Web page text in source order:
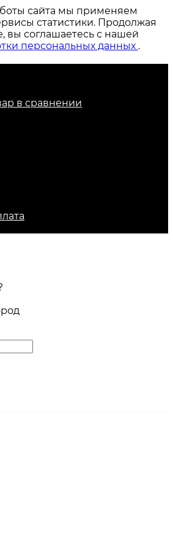
сайта мы применяем
статистики. Продолжая
вы соглашаетесь с нашей
персональных данных .
в сравнении